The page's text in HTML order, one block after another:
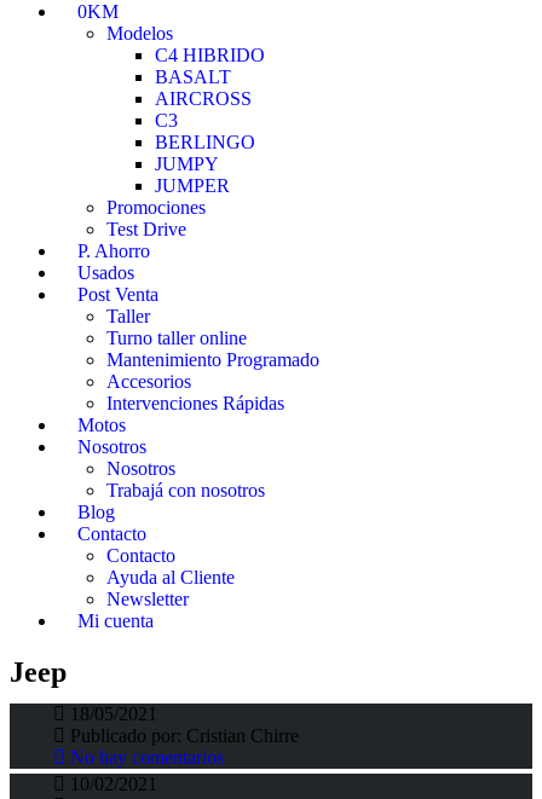
0KM
Modelos
C4 HIBRIDO
BASALT
AIRCROSS
C3
BERLINGO
JUMPY
JUMPER
Promociones
Test Drive
P. Ahorro
Usados
Post Venta
Taller
Turno taller online
Mantenimiento Programado
Accesorios
Intervenciones Rápidas
Motos
Nosotros
Nosotros
Trabajá con nosotros
Blog
Contacto
Contacto
Ayuda al Cliente
Newsletter
Mi cuenta
Jeep
Fortunato Fortino>
Stellantis avisa a los gobiernos sobre el coste
18/05/2021
Publicado por: Cristian Chirre
No hay comentarios
Stellantis: El nuevo grupo fue líder del
mercado argentino.
10/02/2021